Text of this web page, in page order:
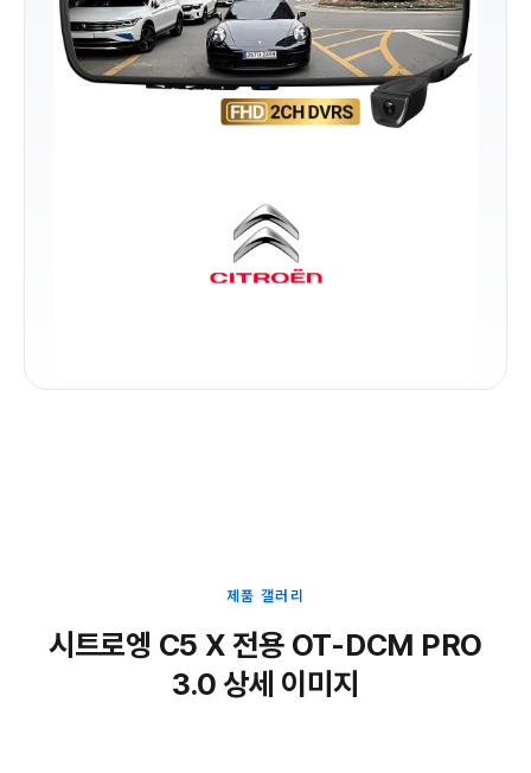
제품 갤러리
시트로엥 C5 X 전용 OT-DCM PRO
3.0 상세 이미지